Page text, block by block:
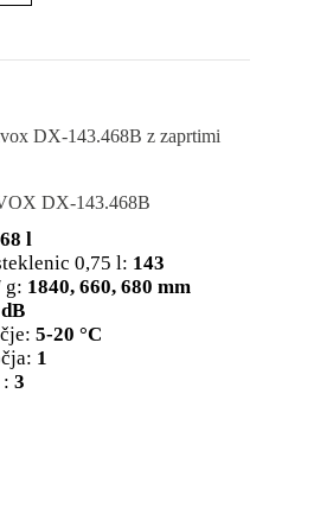
DX-143.468B
l
0,75 l: 143
g: 1840, 660, 680 mm
5-20 °C
1
3